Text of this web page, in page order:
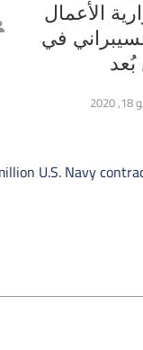
الأعمال
في
U.S. Navy